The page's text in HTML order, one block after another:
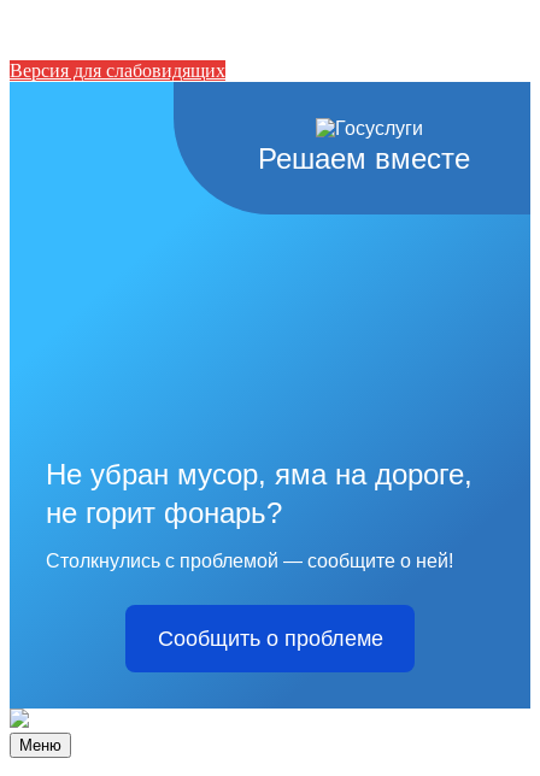
Версия для слабовидящих
Решаем вместе
Не убран мусор, яма на дороге,
не горит фонарь?
Столкнулись с проблемой — сообщите о ней!
Сообщить о проблеме
Меню